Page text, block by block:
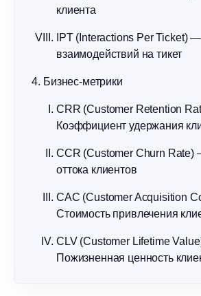
клиента
IPT (Interactions Per Ticket)
взаимодействий на тикет
Бизнес-метрики
CRR (Customer Retention
Коэффициент удержания
CCR (Customer Churn Rate)
оттока клиентов
CAC (Customer Acquisition
Стоимость привлечения
CLV (Customer Lifetime
Пожизненная ценность